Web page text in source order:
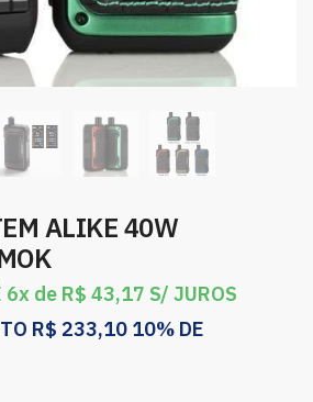
ALIKE 40W
6x de R$ 43,17 S/ JUROS
R$ 233,10 10% DE